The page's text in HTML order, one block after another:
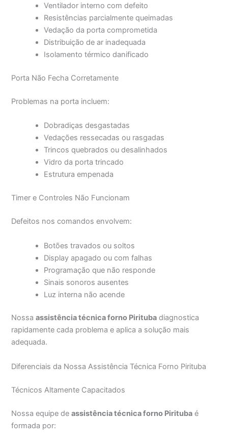
Ventilador interno com defeito
Resistências parcialmente queimadas
Vedação da porta comprometida
Distribuição de ar inadequada
Isolamento térmico danificado
Porta Não Fecha Corretamente
Problemas na porta incluem:
Dobradiças desgastadas
Vedações ressecadas ou rasgadas
Trincos quebrados ou desalinhados
Vidro da porta trincado
Estrutura empenada
Timer e Controles Não Funcionam
Defeitos nos comandos envolvem:
Botões travados ou soltos
Display apagado ou com falhas
Programação que não responde
Sinais sonoros ausentes
Luz interna não acende
Nossaassistência técnica forno Pirituba diagnostica
rapidamente cada problema e aplica a solução mais
adequada.
Diferenciais da Nossa Assistência Técnica Forno Pirituba
Técnicos Altamente Capacitados
Nossa equipe deassistência técnica forno Pirituba é
formada por: